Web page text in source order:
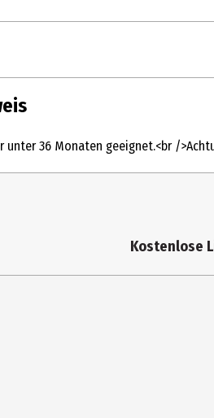
unter 36 Monaten geeignet.<br /
Kostenlose